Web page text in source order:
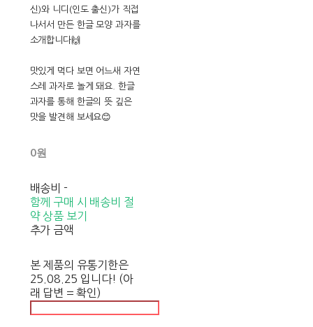
신)와 니디(인도 출신)가 직접
나서서 만든 한글 모양 과자를
소개합니다🙌
맛있게 먹다 보면 어느새 자연
스레 과자로 놀게 돼요. 한글
과자를 통해 한글의 뜻 깊은
맛을 발견해 보세요😊
0원
배송비 -
함께 구매 시 배송비 절
약 상품 보기
추가 금액
본 제품의 유통기한은
25.08.25 입니다! (아
래 답변 = 확인)